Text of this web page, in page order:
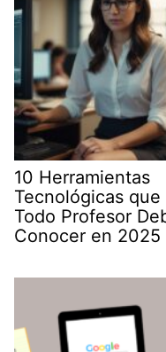
10 Herramientas
Tecnológicas que
Todo Profesor
Conocer en 2025